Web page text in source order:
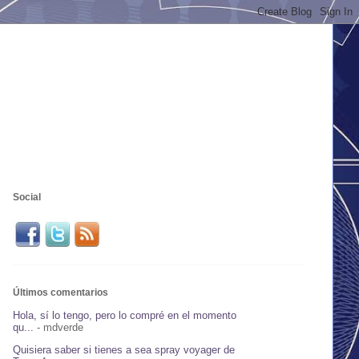
Social
Últimos comentarios
Hola, sí lo tengo, pero lo compré en el momento
qu...
- mdverde
Quisiera saber si tienes a sea spray voyager de